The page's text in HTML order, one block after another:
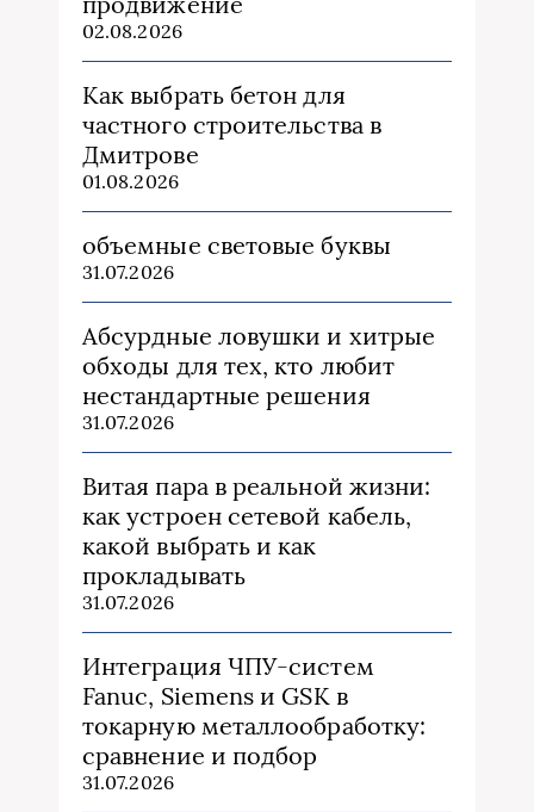
02.08.2026
Как выбрать бетон для
частного строительства в
Дмитрове
01.08.2026
объемные световые буквы
31.07.2026
Абсурдные ловушки и хитрые
обходы для тех, кто любит
нестандартные решения
31.07.2026
Витая пара в реальной жизни:
как устроен сетевой кабель,
какой выбрать и как
прокладывать
31.07.2026
Интеграция ЧПУ-систем
Fanuc, Siemens и GSK в
токарную металлообработку:
сравнение и подбор
31.07.2026